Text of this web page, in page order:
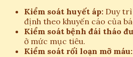
Kiểm soát huyết áp: Duy trì
định theo khuyến cáo của
Kiểm soát bệnh đái tháo
ở mức mục tiêu.
Kiểm soát rối loạn mỡ máu: